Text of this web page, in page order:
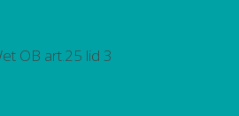
OB art.25 lid 3